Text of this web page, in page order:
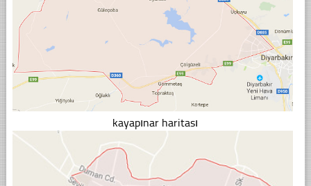
kayapınar haritası